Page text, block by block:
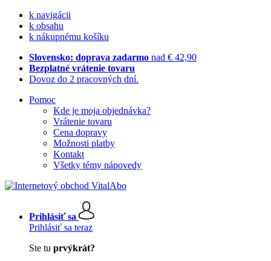
k navigácii
k obsahu
k nákupnému košíku
Slovensko: doprava zadarmo nad € 42,90
Bezplatné vrátenie tovaru
Dovoz do 2 pracovných dní.
Pomoc
Kde je moja objednávka?
Vrátenie tovaru
Cena dopravy
Možnosti platby
Kontakt
Všetky témy nápovedy
Prihlásiť sa
Prihlásiť sa teraz
Ste tu prvýkrát?